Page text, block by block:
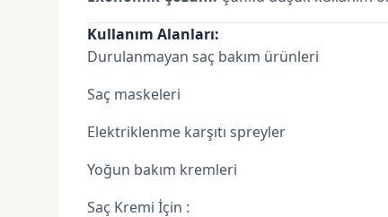
Kullanım Alanları:
Durulanmayan saç bakım ürünleri
Saç maskeleri
Elektriklenme karşıtı spreyler
Yoğun bakım kremleri
Saç Kremi İçin :